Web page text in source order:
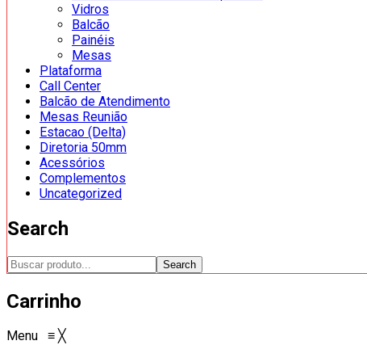
Vidros
Balcão
Painéis
Mesas
Plataforma
Call Center
Balcão de Atendimento
Mesas Reunião
Estacao (Delta)
Diretoria 50mm
Acessórios
Complementos
Uncategorized
Search
Search
Carrinho
Menu ≡ ╳